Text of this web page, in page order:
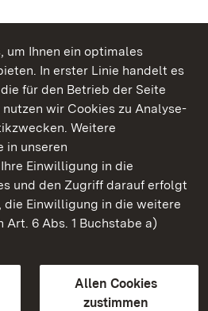
um Ihnen ein optimales
In erster Linie handelt es
für den Betrieb der Seite
wir Cookies zu Analyse-
Weitere
in unseren
Ihre Einwilligung in die
und den Zugriff darauf erfolgt
die Einwilligung in die weitere
6 Abs. 1 Buchstabe a)
Allen Cookies
zustimmen
Baden‑Württemberg
Gärten Baden-Württemberg
Sprache